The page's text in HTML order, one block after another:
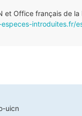
et Office français de
introduites.fr/